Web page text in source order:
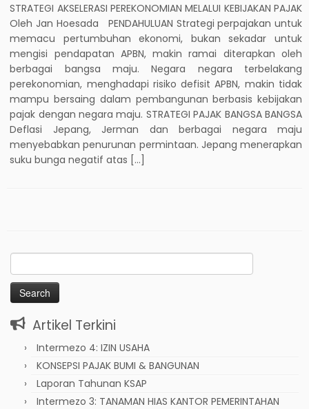
STRATEGI AKSELERASI PEREKONOMIAN MELALUI KEBIJAKAN PAJAK
Oleh Jan Hoesada PENDAHULUAN Strategi perpajakan untuk
memacu pertumbuhan ekonomi, bukan sekadar untuk
mengisi pendapatan APBN, makin ramai diterapkan oleh
berbagai bangsa maju. Negara negara terbelakang
perekonomian, menghadapi risiko defisit APBN, makin tidak
mampu bersaing dalam pembangunan berbasis kebijakan
pajak dengan negara maju. STRATEGI PAJAK BANGSA BANGSA
Deflasi Jepang, Jerman dan berbagai negara maju
menyebabkan penurunan permintaan. Jepang menerapkan
suku bunga negatif atas […]
Search
for:
Artikel Terkini
Intermezo 4: IZIN USAHA
KONSEPSI PAJAK BUMI & BANGUNAN
Laporan Tahunan KSAP
Intermezo 3: TANAMAN HIAS KANTOR PEMERINTAHAN